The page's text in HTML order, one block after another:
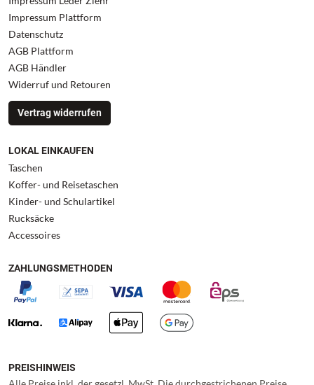
Impressum Plattform
Datenschutz
AGB Plattform
AGB Händler
Widerruf und Retouren
Vertrag widerrufen
LOKAL EINKAUFEN
Taschen
Koffer- und Reisetaschen
Kinder- und Schulartikel
Rucksäcke
Accessoires
ZAHLUNGSMETHODEN
PREISHINWEIS